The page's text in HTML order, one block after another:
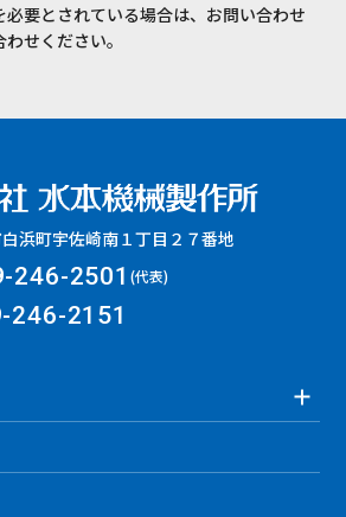
要とされている場合は、お問い合わせ
せください。
浜町宇佐崎南１丁目２７番地
246-2501(代表)
246-2151